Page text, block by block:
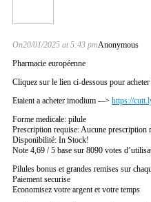
Anonymous
On20/01/2025 at 5:43 pm
Pharmacie européenne
Cliquez sur le lien ci-dessous pour
Etaient a acheter imodium -–> https://
Forme medicale: pilule
Prescription requise: Aucune prescription
Disponibilité: In Stock!
Note 4,69 / 5 base sur 8090 votes
Pilules bonus et grandes remises sur
Paiement securise
Economisez votre argent et votre temps